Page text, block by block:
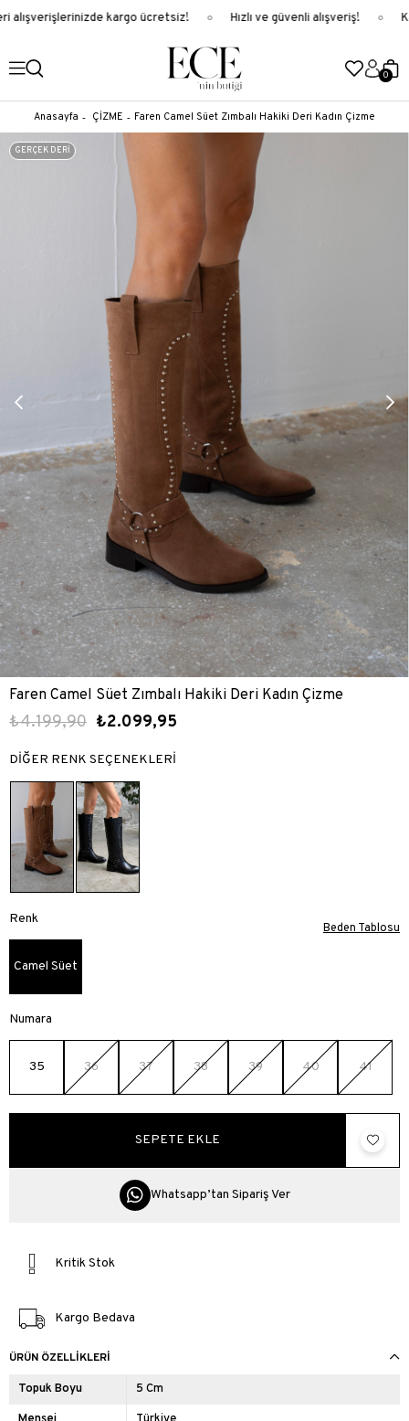
alışverişlerinizde kargo ücretsiz! Hızlı ve güvenli alışveriş!
0
Anasayfa ÇİZME Faren Camel Süet Zımbalı Hakiki Deri Kadın Çizme
GERÇEK DERİ
Faren Camel Süet Zımbalı Hakiki Deri Kadın Çizme
₺4.199,90 ₺2.099,95
DİĞER RENK SEÇENEKLERİ
Renk
Camel Süet
Numara
35 36 37 38 39 40 41
Beden Tablosu
Whatsapp’tan Sipariş Ver
Kritik Stok
Kargo Bedava
ÜRÜN ÖZELLIKLERI
Topuk Boyu 5 Cm